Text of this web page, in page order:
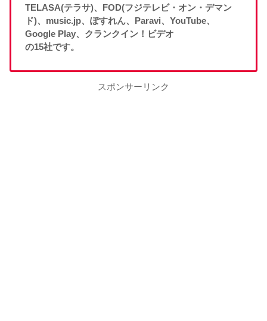
TELASA(テラサ)、FOD(フジテレビ・オン・デマン
ド)、music.jp、ぽすれん、Paravi、YouTube、
Google Play、クランクイン！ビデオ
の15社です。
スポンサーリンク